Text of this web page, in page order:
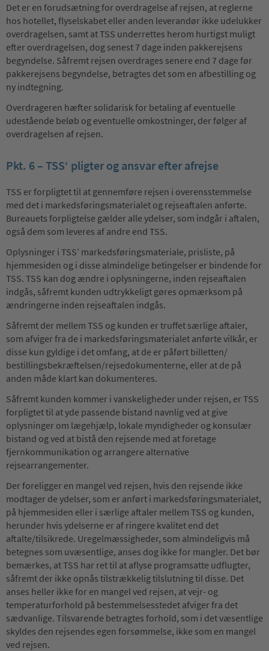
Det er en forudsætning for overdragelse af rejsen, at reglerne
hos hotellet, flyselskabet eller anden leverandør ikke udelukker
overdragelsen, samt at TSS underrettes herom hurtigst muligt
efter overdragelsen, dog senest 7 dage inden pakkerejsens
begyndelse. Såfremt rejsen overdrages senere end 7 dage før
pakkerejsens begyndelse, betragtes det som en afbestilling og
ny indtegning.
Overdrageren hæfter solidarisk for betaling af eventuelle
udestående beløb og eventuelle omkostninger, der følger af
overdragelsen af rejsen.
Pkt. 6 – TSS‘ pligter og ansvar efter afrejse
TSS er forpligtet til at gennemføre rejsen i overensstemmelse
med det i markedsføringsmaterialet og rejseaftalen anførte.
Bureauets forpligtelse gælder alle ydelser, som indgår i aftalen,
også dem som leveres af andre end TSS.
Oplysninger i TSS’ markedsføringsmateriale, prisliste, på
hjemmesiden og i disse almindelige betingelser er bindende for
TSS. TSS kan dog ændre i oplysningerne, inden rejseaftalen
indgås, såfremt kunden udtrykkeligt gøres opmærksom på
ændringerne inden rejseaftalen indgås.
Såfremt der mellem TSS og kunden er truffet særlige aftaler,
som afviger fra de i markedsføringsmaterialet anførte vilkår, er
disse kun gyldige i det omfang, at de er påført billetten/
bestillingsbekræftelsen/rejsedokumenterne, eller at de på
anden måde klart kan dokumenteres.
Såfremt kunden kommer i vanskeligheder under rejsen, er TSS
forpligtet til at yde passende bistand navnlig ved at give
oplysninger om lægehjælp, lokale myndigheder og konsulær
bistand og ved at bistå den rejsende med at foretage
fjernkommunikation og arrangere alternative
rejsearrangementer.
Der foreligger en mangel ved rejsen, hvis den rejsende ikke
modtager de ydelser, som er anført i markedsføringsmaterialet,
på hjemmesiden eller i særlige aftaler mellem TSS og kunden,
herunder hvis ydelserne er af ringere kvalitet end det
aftalte/tilsikrede. Uregelmæssigheder, som almindeligvis må
betegnes som uvæsentlige, anses dog ikke for mangler. Det bør
bemærkes, at TSS har ret til at aflyse programsatte udflugter,
såfremt der ikke opnås tilstrækkelig tilslutning til disse. Det
anses heller ikke for en mangel ved rejsen, at vejr- og
temperaturforhold på bestemmelsesstedet afviger fra det
sædvanlige. Tilsvarende betragtes forhold, som i det væsentlige
skyldes den rejsendes egen forsømmelse, ikke som en mangel
ved rejsen.